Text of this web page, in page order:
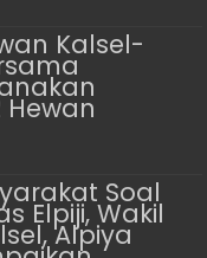
Kalsel-
Soal
Elpiji, Wakil
Alpiya